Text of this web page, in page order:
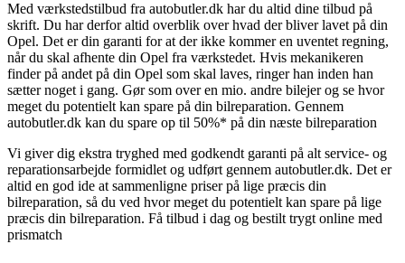
Med værkstedstilbud fra autobutler.dk har du altid dine tilbud på
skrift. Du har derfor altid overblik over hvad der bliver lavet på din
Opel. Det er din garanti for at der ikke kommer en uventet regning,
når du skal afhente din Opel fra værkstedet. Hvis mekanikeren
finder på andet på din Opel som skal laves, ringer han inden han
sætter noget i gang. Gør som over en mio. andre bilejer og se hvor
meget du potentielt kan spare på din bilreparation. Gennem
autobutler.dk kan du spare op til 50%* på din næste bilreparation
Vi giver dig ekstra tryghed med godkendt garanti på alt service- og
reparationsarbejde formidlet og udført gennem autobutler.dk. Det er
altid en god ide at sammenligne priser på lige præcis din
bilreparation, så du ved hvor meget du potentielt kan spare på lige
præcis din bilreparation. Få tilbud i dag og bestilt trygt online med
prismatch